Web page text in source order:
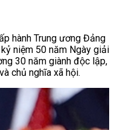
hành Trung ương Đảng
niệm 50 năm Ngày giải
30 năm giành độc lập,
chủ nghĩa xã hội.